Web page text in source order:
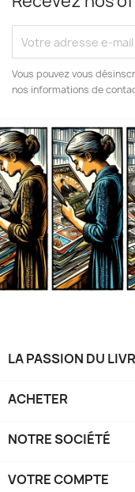
Vous pouvez vous
nos informations de
LA PASSION DU
ACHETER
NOTRE SOCIÉTÉ
VOTRE COMPTE